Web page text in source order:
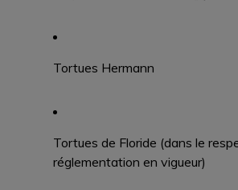
Tortues Hermann
Tortues de Floride (dans le
réglementation en vigueur)